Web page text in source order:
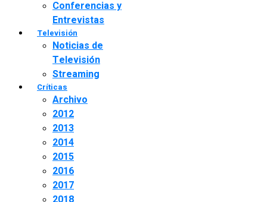
Conferencias y
Entrevistas
Televisión
Noticias de
Televisión
Streaming
Críticas
Archivo
2012
2013
2014
2015
2016
2017